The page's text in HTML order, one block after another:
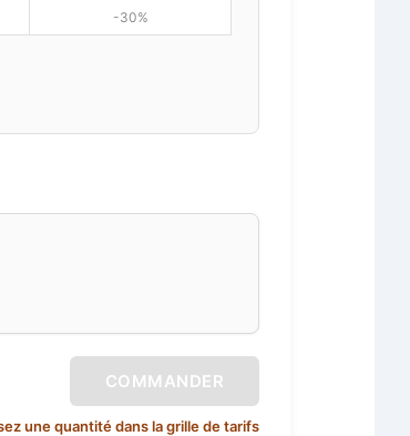
-30%
COMMANDER
une quantité dans la grille de tarifs